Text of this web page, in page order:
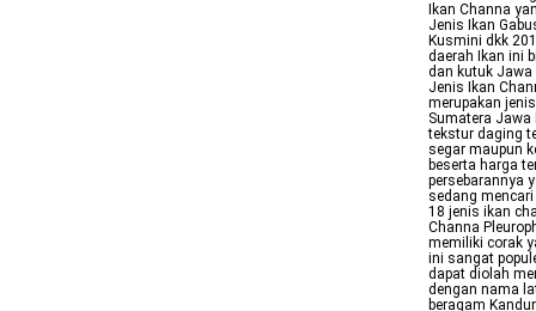
Ikan Channa
Jenis Ikan
Kusmini dkk
daerah Ikan ini
dan kutuk Jawa
Jenis Ikan
merupakan
Sumatera
tekstur daging
segar maupun
beserta harga
persebarannya
sedang
18 jenis ikan
Channa
memiliki corak
ini sangat
dapat diolah
dengan nama
beragam